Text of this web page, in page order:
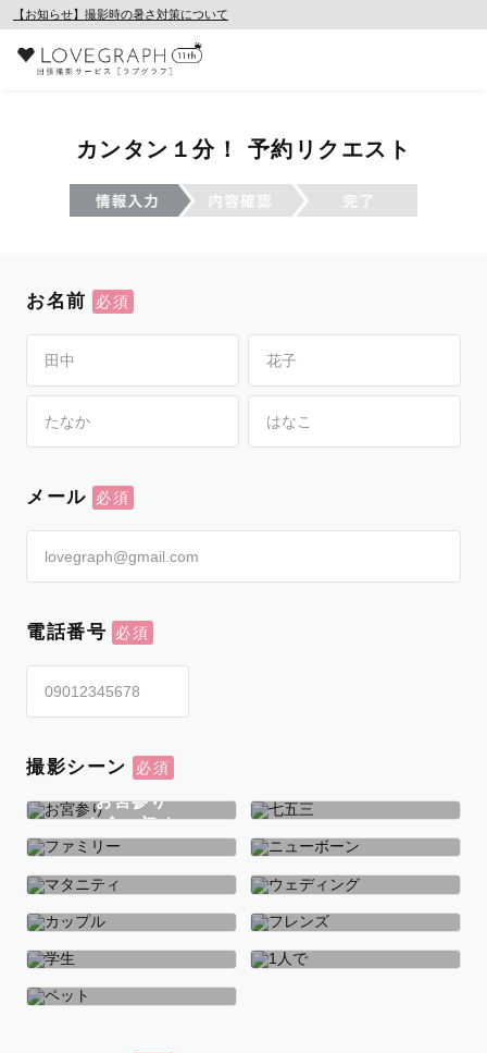
【お知らせ】撮影時の暑さ対策について
カンタン１分！ 予約リクエスト
お名前
メール
電話番号
撮影シーン
お宮参り
お食い初め
七五三
ファミリー ニューボーン
マタニティ ウェディング
カップル フレンズ
学生